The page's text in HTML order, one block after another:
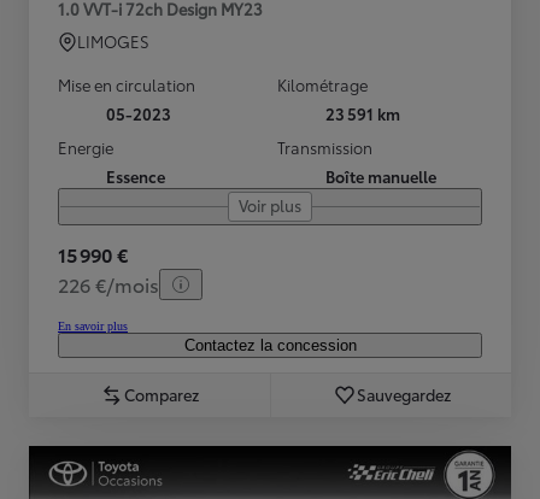
1.0 VVT-i 72ch Design MY23
LIMOGES
Mise en circulation
05-2023
Kilométrage
23 591 km
Energie
Essence
Transmission
Boîte manuelle
Voir plus
15 990 €
226 €/mois
En savoir plus
Contactez la concession
Comparez Sauvegardez